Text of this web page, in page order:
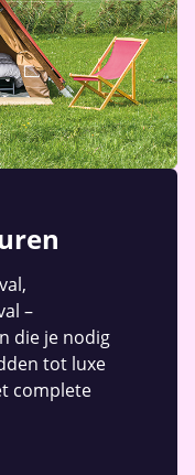
–
die je nodig
tot luxe
complete